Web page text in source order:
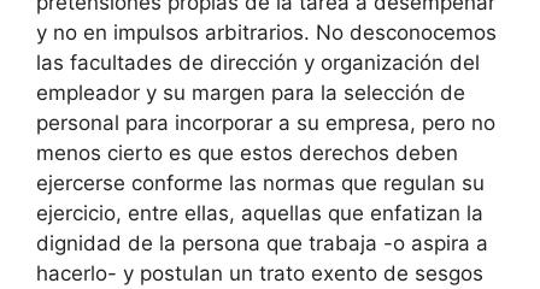
y no en impulsos arbitrarios. No desconocemos
las facultades de dirección y organización del
empleador y su margen para la selección de
personal para incorporar a su empresa, pero no
menos cierto es que estos derechos deben
ejercerse conforme las normas que regulan su
ejercicio, entre ellas, aquellas que enfatizan la
dignidad de la persona que trabaja -o aspira a
hacerlo- y postulan un trato exento de sesgos